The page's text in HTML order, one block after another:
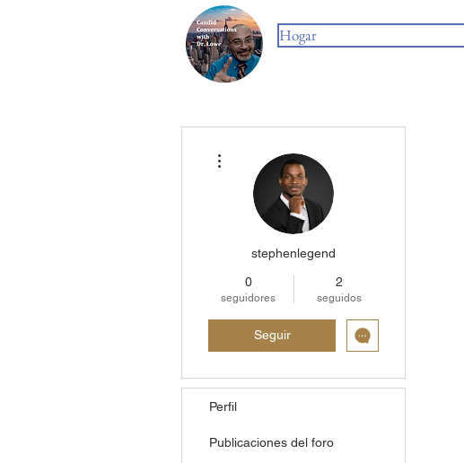
Hogar
stephenlegend
0
seguidores
2
seguidos
Seguir
Perfil
Publicaciones del foro